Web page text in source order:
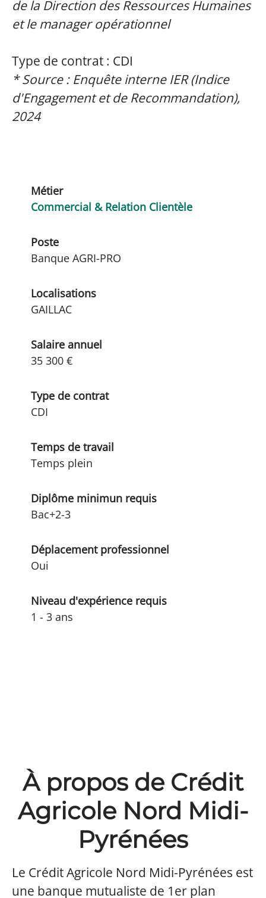
de la Direction des Ressources Humaines
et le manager opérationnel
Type de contrat : CDI
* Source : Enquête interne IER (Indice
d'Engagement et de Recommandation),
2024
Métier
Commercial & Relation Clientèle
Poste
Banque AGRI-PRO
Localisations
GAILLAC
Salaire annuel
35 300 €
Type de contrat
CDI
Temps de travail
Temps plein
Diplôme minimun requis
Bac+2-3
Déplacement professionnel
Oui
Niveau d'expérience requis
1 - 3 ans
À propos de Crédit
Agricole Nord Midi-
Pyrénées
Le Crédit Agricole Nord Midi-Pyrénées est
une banque mutualiste de 1er plan